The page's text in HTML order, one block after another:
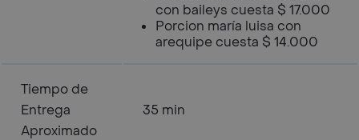
con baileys cuesta $ 17.000
Porcion maría luisa con
arequipe cuesta $ 14.000
Tiempo de
Entrega
Aproximado
35 min